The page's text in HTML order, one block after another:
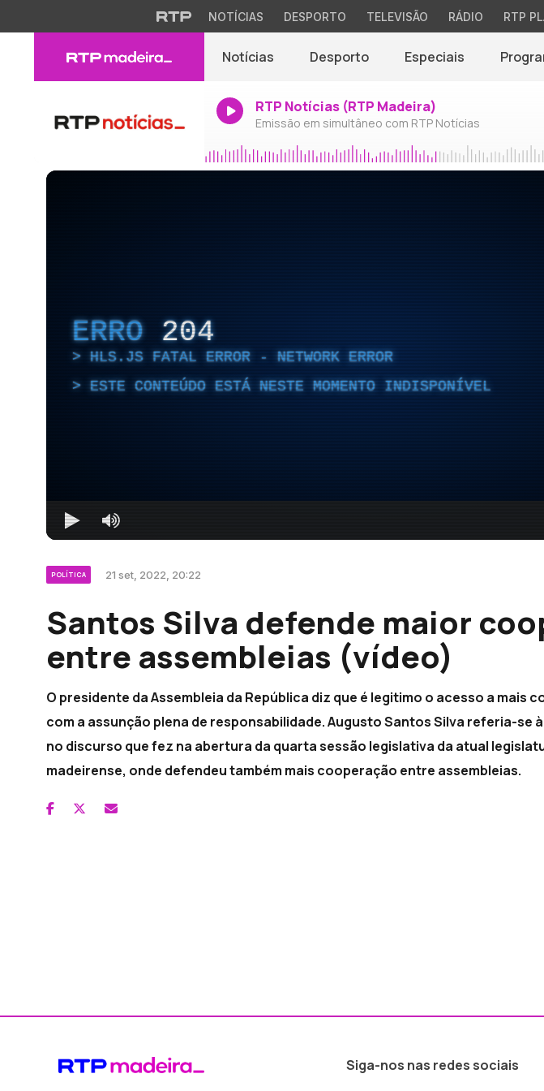
NOTÍCIAS DESPORTO TELEVISÃO RÁDIO RTP
Notícias Desporto Especiais
RTP Notícias (RTP Madeira)
Emissão em simultâneo com RTP Notícias
ERRO 204
HLS.JS FATAL ERROR - NETWORK ERROR
ESTE CONTEÚDO ESTÁ NESTE MOMENTO INDISPONÍVEL
POLÍTICA 21 set, 2022, 20:22
Santos Silva defende maior
entre assembleias (vídeo)
O presidente da Assembleia da República diz que é legitimo o acesso a mais
com a assunção plena de responsabilidade. Augusto Santos Silva referia-se
no discurso que fez na abertura da quarta sessão legislativa da atual
madeirense, onde defendeu também mais cooperação entre assembleias.
Siga-nos nas redes sociais